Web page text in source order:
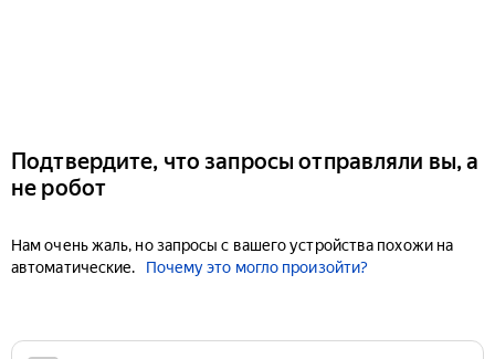
Подтвердите, что запросы отправляли вы, а
не робот
Нам очень жаль, но запросы с вашего устройства похожи на
автоматические.
Почему это могло произойти?